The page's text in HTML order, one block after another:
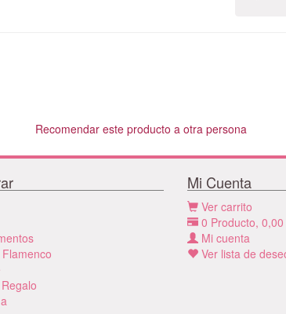
Recomendar este producto a otra persona
Mi Cuenta
Ver carrito
0 Producto, 0,00
Mi cuenta
Ver lista de